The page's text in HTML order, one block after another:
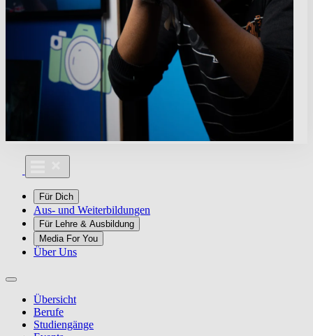
Für Dich
Aus- und Weiterbildungen
Für Lehre & Ausbildung
Media For You
Über Uns
Übersicht
Berufe
Studiengänge